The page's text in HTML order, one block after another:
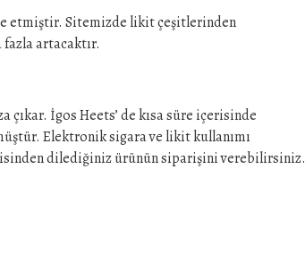
etmiştir. Sitemizde likit çeşitlerinden
artacaktır.
çıkar. İgos Heets’ de kısa süre içerisinde
Elektronik sigara ve likit kullanımı
dilediğiniz ürünün siparişini verebilirsiniz.